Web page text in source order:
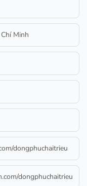
Minh
dongphuchaitrieu
dongphuchaitrieu